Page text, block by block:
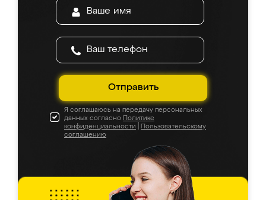
Отправить
Я соглашаюсь на передачу персональных
данных согласно Политике
конфиденциальности
Пользовательскому
соглашению